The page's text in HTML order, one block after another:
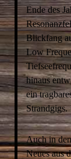
Ende des
Blickfang
Low
hinaus
ein
Strandgigs.
Auch in
Neues aus